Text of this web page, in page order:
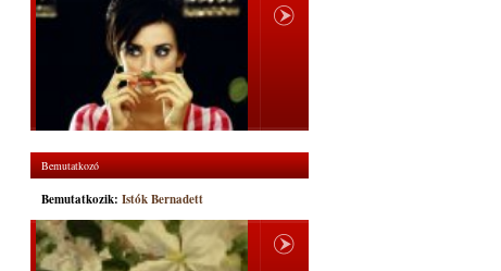
Bemutatkozó
Bemutatkozik: Istók Bernadett